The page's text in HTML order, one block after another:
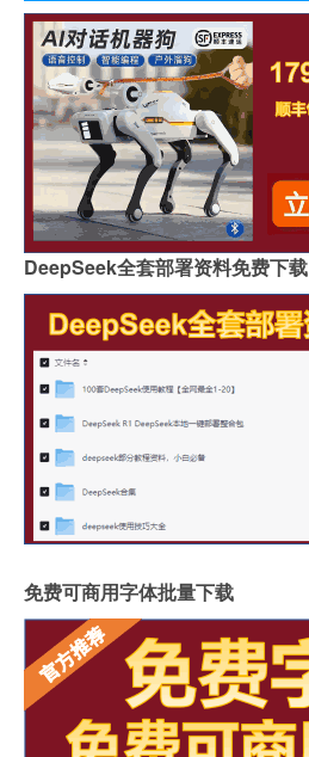
DeepSeek全套部署资料免费下载
免费可商用字体批量下载